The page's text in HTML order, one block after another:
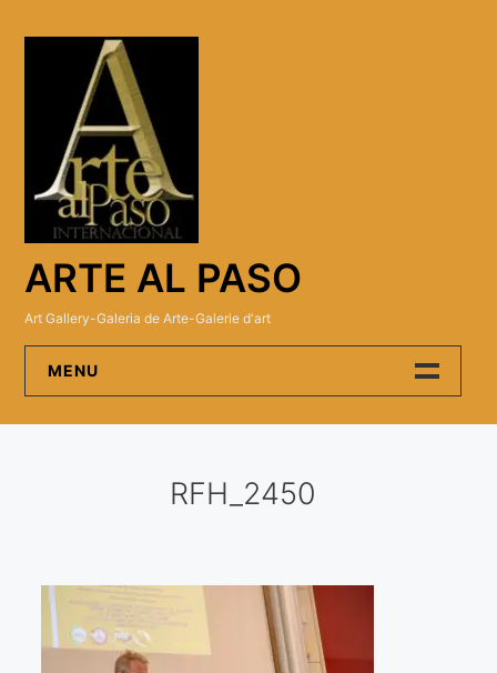
ARTE AL PASO
Art Gallery-Galeria de Arte-Galerie d'art
MENU
Visitas a los ateliers o talleres de artistas
Presse
RFH_2450